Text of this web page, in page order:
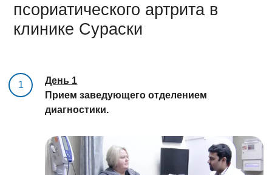
псориатического артрита в
клинике Сураски
1
День 1
Прием заведующего отделением
диагностики.